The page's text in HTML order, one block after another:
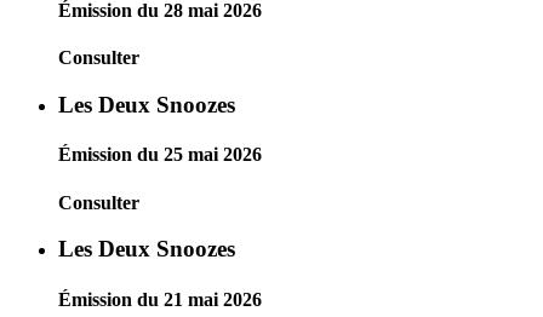
Émission du 28 mai 2026
Consulter
Les Deux Snoozes
Émission du 25 mai 2026
Consulter
Les Deux Snoozes
Émission du 21 mai 2026